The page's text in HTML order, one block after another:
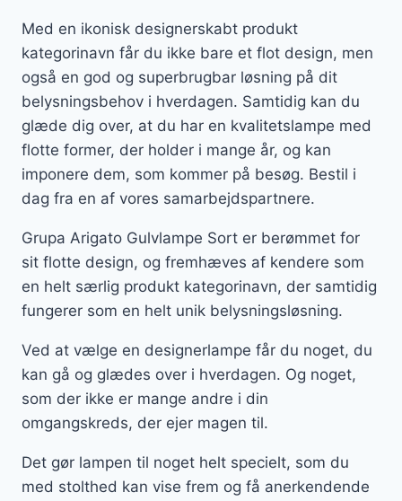
Med en ikonisk designerskabt produkt
kategorinavn får du ikke bare et flot design, men
også en god og superbrugbar løsning på dit
belysningsbehov i hverdagen. Samtidig kan du
glæde dig over, at du har en kvalitetslampe med
flotte former, der holder i mange år, og kan
imponere dem, som kommer på besøg. Bestil i
dag fra en af vores samarbejdspartnere.
Grupa Arigato Gulvlampe Sort er berømmet for
sit flotte design, og fremhæves af kendere som
en helt særlig produkt kategorinavn, der samtidig
fungerer som en helt unik belysningsløsning.
Ved at vælge en designerlampe får du noget, du
kan gå og glædes over i hverdagen. Og noget,
som der ikke er mange andre i din
omgangskreds, der ejer magen til.
Det gør lampen til noget helt specielt, som du
med stolthed kan vise frem og få anerkendende